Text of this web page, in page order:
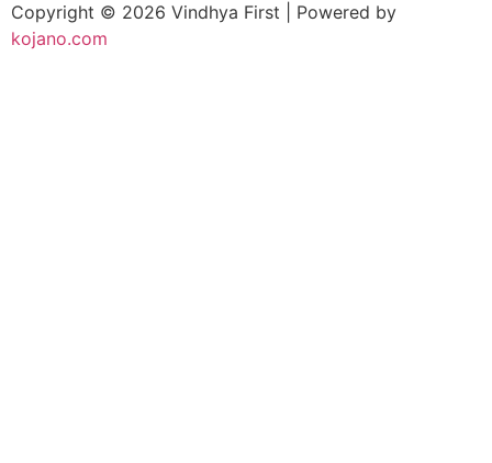
Copyright © 2026 Vindhya First | Powered by
kojano.com